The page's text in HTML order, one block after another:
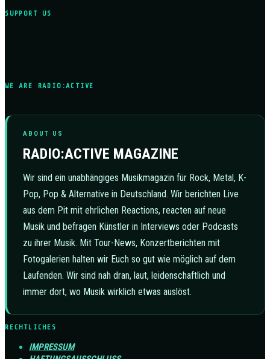
SUPPORT US
WE ARE RADIO:ACTIVE
ABOUT US
RADIO:ACTIVE MAGAZINE
Wir sind ein unabhängiges Musikmagazin für Rock, Metal, K-
Pop, Pop & Alternative in Deutschland. Wir berichten Live
aus dem Pit mit ehrlichen Reactions, reacten auf neue
Musik und befragen Künstler in Interviews oder Podcasts
zu ihrer Musik. Mit Tour-News, Konzertberichten mit
Fotogalerien halten wir Euch so gut wie möglich auf dem
Laufenden. Wir sind nah dran, laut, leidenschaftlich und
immer dort, wo Musik wirklich etwas auslöst.
RECHTLICHES
IMPRESSUM